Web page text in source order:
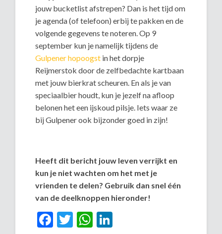
jouw bucketlist afstrepen? Dan is het tijd om
je agenda (of telefoon) erbij te pakken en de
volgende gegevens te noteren. Op 9
september kun je namelijk tijdens de
Gulpener hopoogst in het dorpje
Reijmerstok door de zelfbedachte kartbaan
met jouw bierkrat scheuren. En als je van
speciaalbier houdt, kun je jezelf na afloop
belonen het een ijskoud pilsje. Iets waar ze
bij Gulpener ook bijzonder goed in zijn!
Heeft dit bericht jouw leven verrijkt en
kun je niet wachten om het met je
vrienden te delen? Gebruik dan snel één
van de deelknoppen hieronder!
Facebook
TwitterWhatsApp